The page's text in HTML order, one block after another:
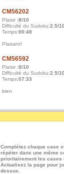
CM56202
Plaisir :8/10
Difficulté du Sudoku:2.5/10
Temps:00:48
Plaisant!
CM56592
Plaisir :8/10
Difficulté du Sudoku:2.5/10
Temps:07:33
bien
Complétez chaque case
répéter dans une même
prioritairement les cases
Actualisez la page pour
dessus.